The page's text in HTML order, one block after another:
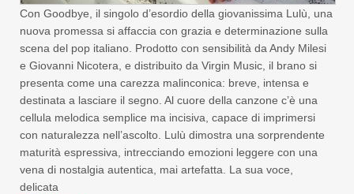
Con Goodbye, il singolo d’esordio della giovanissima Lulù, una
nuova promessa si affaccia con grazia e determinazione sulla
scena del pop italiano. Prodotto con sensibilità da Andy Milesi
e Giovanni Nicotera, e distribuito da Virgin Music, il brano si
presenta come una carezza malinconica: breve, intensa e
destinata a lasciare il segno. Al cuore della canzone c’è una
cellula melodica semplice ma incisiva, capace di imprimersi
con naturalezza nell’ascolto. Lulù dimostra una sorprendente
maturità espressiva, intrecciando emozioni leggere con una
vena di nostalgia autentica, mai artefatta. La sua voce,
delicata